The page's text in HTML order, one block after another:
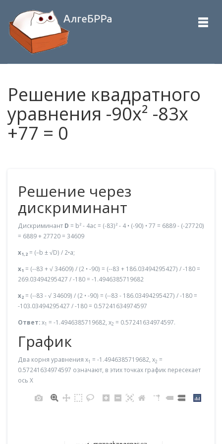
Решение квадратного
уравнения -90x² -83x
+77 = 0
Решение через
дискриминант
Дискриминант D = b² - 4ac = (-83)² - 4 • (-90) • 77 = 6889 - (-27720)
= 6889 + 27720 = 34609
x1,2 = (–b ± √D) / 2•a;
x1 = (--83 + √ 34609) / (2 • -90) = (--83 + 186.03494295427) / -180 =
269.03494295427 / -180 = -1.4946385719682
x2 = (--83 - √ 34609) / (2 • -90) = (--83 - 186.03494295427) / -180 =
-103.03494295427 / -180 = 0.57241634974597
Ответ:x1 = -1.4946385719682, x2 = 0.57241634974597.
График
Два корня уравнения x1 = -1.4946385719682, x2 =
0.57241634974597 означают, в этих точках график пересекает
ось X